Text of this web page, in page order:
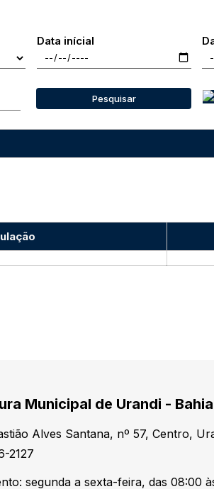
Data inícial
Pesquisar
Municipal de Urandi - Bahia
Alves Santana, nº 57, Centro,
2127
segunda a sexta-feira, das 08:00